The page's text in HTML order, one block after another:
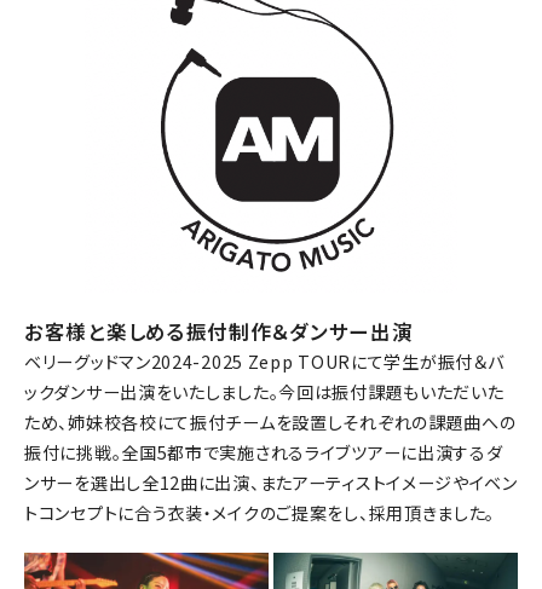
お客様と楽しめる振付制作＆ダンサー出演
ベリーグッドマン2024-2025 Zepp TOURにて学生が振付＆バ
ックダンサー出演をいたしました。今回は振付課題もいただいた
ため、姉妹校各校にて振付チームを設置しそれぞれの課題曲への
振付に挑戦。全国5都市で実施されるライブツアーに出演するダ
ンサーを選出し全12曲に出演、またアーティストイメージやイベン
トコンセプトに合う衣装・メイクのご提案をし、採用頂きました。